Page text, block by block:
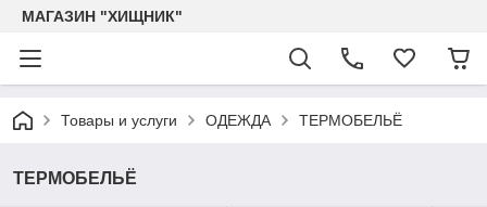
МАГАЗИН "ХИЩНИК"
Товары и услуги ОДЕЖДА ТЕРМОБЕЛЬЁ
ТЕРМОБЕЛЬЁ